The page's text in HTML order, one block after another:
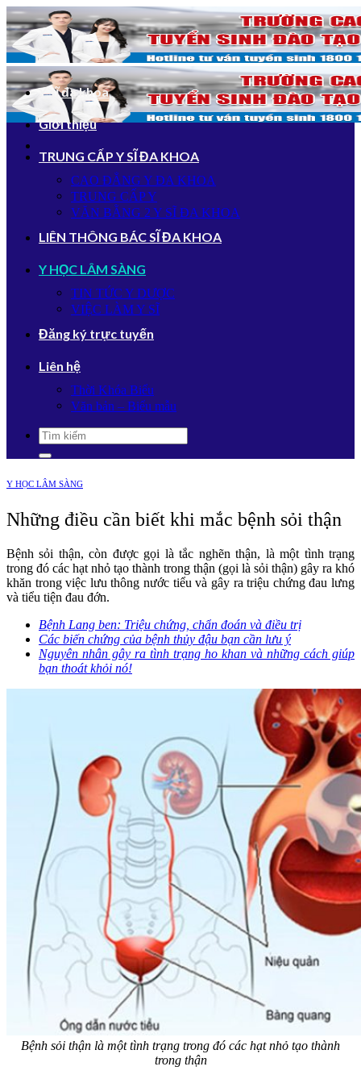
Bỏ
qua
nội
dung
Y sĩ đa khoa
Giới thiệu
TRUNG CẤP Y SĨ ĐA KHOA
CAO ĐẲNG Y ĐA KHOA
TRUNG CẤP Y
VĂN BẰNG 2 Y SĨ ĐA KHOA
LIÊN THÔNG BÁC SĨ ĐA KHOA
Y HỌC LÂM SÀNG
TIN TỨC Y DƯỢC
VIỆC LÀM Y SĨ
Đăng ký trực tuyến
Liên hệ
Thời Khóa Biểu
Văn bản – Biểu mẫu
Y HỌC LÂM SÀNG
Những điều cần biết khi mắc bệnh sỏi thận
Bệnh sỏi thận, còn được gọi là tắc nghẽn thận, là một tình trạng
trong đó các hạt nhỏ tạo thành trong thận (gọi là sỏi thận) gây ra khó
khăn trong việc lưu thông nước tiểu và gây ra triệu chứng đau lưng
và tiểu tiện đau đớn.
Bệnh Lang ben: Triệu chứng, chẩn đoán và điều trị
Các biến chứng của bệnh thủy đậu bạn cần lưu ý
Nguyên nhân gây ra tình trạng ho khan và những cách giúp
bạn thoát khỏi nó!
Bệnh sỏi thận là một tình trạng trong đó các hạt nhỏ tạo thành
trong thận